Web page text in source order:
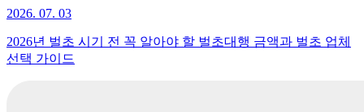
2026. 07. 03
2026년 벌초 시기 전 꼭 알아야 할 벌초대행 금액과 벌초 업체
선택 가이드